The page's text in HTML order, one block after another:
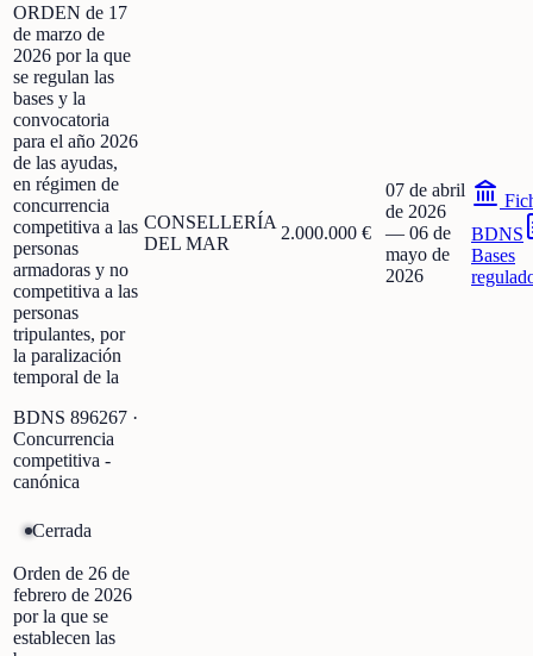
ORDEN de 17
de marzo de
2026 por la que
se regulan las
bases y la
convocatoria
para el año 2026
de las ayudas,
en régimen de
concurrencia
competitiva a las
personas
armadoras y no
competitiva a las
personas
tripulantes, por
la paralización
temporal de la
BDNS 896267 ·
Concurrencia
competitiva -
canónica
CONSELLERÍA
DEL MAR
2.000.000 €
07 de abril
de 2026
— 06 de
mayo de
2026
BDNS
Bases
Cerrada
Orden de 26 de
febrero de 2026
por la que se
establecen las